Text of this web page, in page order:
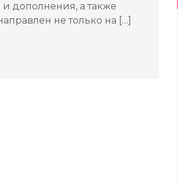
дополнения, а также
не только на […]